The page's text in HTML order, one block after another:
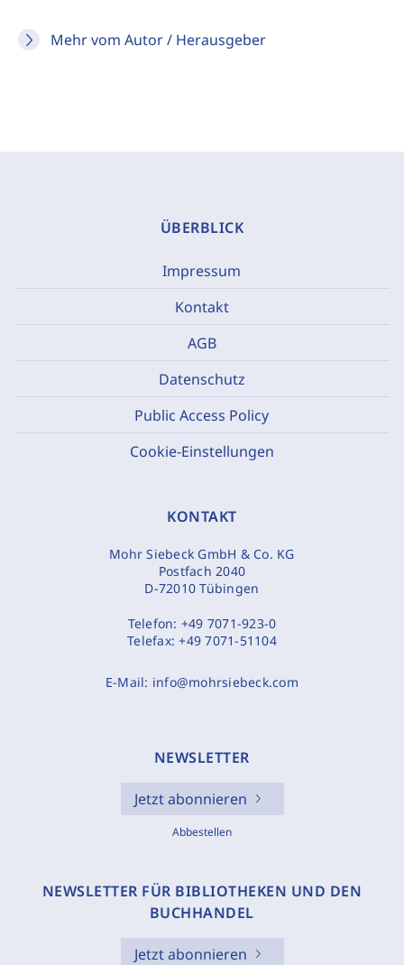
Mehr vom Autor / Herausgeber
ÜBERBLICK
Impressum
Kontakt
AGB
Datenschutz
Public Access Policy
Cookie-Einstellungen
KONTAKT
Mohr Siebeck GmbH & Co. KG
Postfach 2040
D-72010 Tübingen
Telefon: +49 7071-923-0
Telefax:+49 7071-51104
E-Mail: info@mohrsiebeck.com
NEWSLETTER
Jetzt abonnieren
Abbestellen
NEWSLETTER FÜR BIBLIOTHEKEN UND DEN
BUCHHANDEL
Jetzt abonnieren